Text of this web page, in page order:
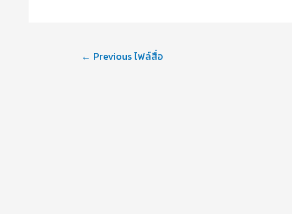
← Previous ไฟล์สื่อ